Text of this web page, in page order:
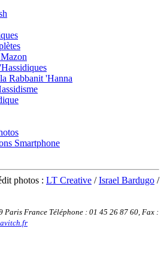
Rabbanit 'Hanna
Smartphone
photos : LT Creative /Israel Bardugo /
Paris France Téléphone : 01 45 26 87 60, Fax :